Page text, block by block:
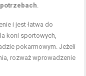
.
i jest łatwa do
koni sportowych,
pokarmowym. Jeżeli
rozważ wprowadzenie